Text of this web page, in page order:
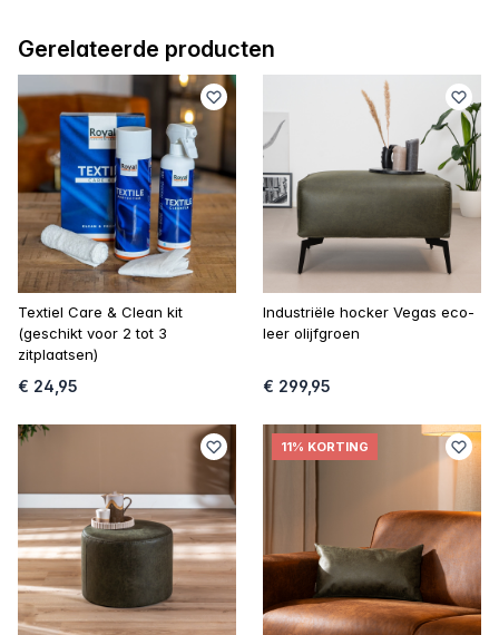
Gerelateerde producten
Textiel Care & Clean kit
(geschikt voor 2 tot 3
zitplaatsen)
€ 24,95
Industriële hocker Vegas eco-
leer olijfgroen
€ 299,95
11% KORTING